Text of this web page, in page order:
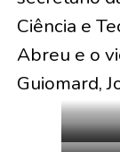
Ciência e
Abreu e o
Guiomard,